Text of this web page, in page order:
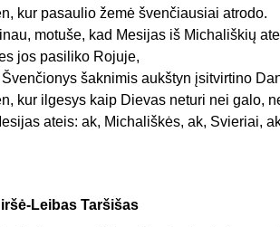
kur pasaulio žemė švenčiausiai atrodo.
motuše, kad Mesijas iš Michališkių
jos pasiliko Rojuje,
šaknimis aukštyn įsitvirtino
kur ilgesys kaip Dievas neturi nei galo,
ateis: ak, Michališkės, ak, Svieriai,
Leibas Taršišas